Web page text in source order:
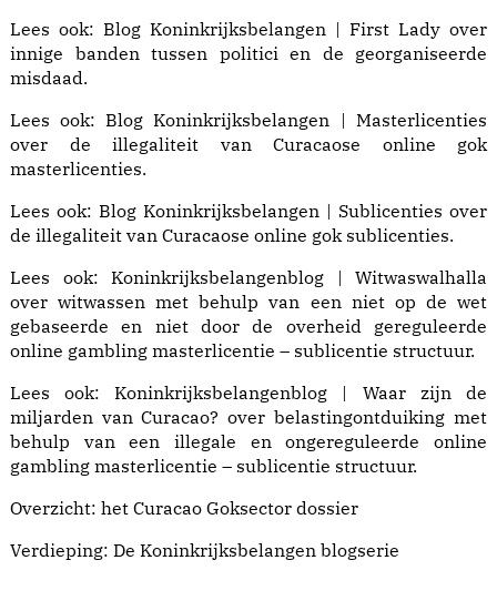
Lees ook: Blog Koninkrijksbelangen | First Lady over
innige banden tussen politici en de georganiseerde
misdaad.
Lees ook: Blog Koninkrijksbelangen | Masterlicenties
over de illegaliteit van Curacaose online gok
masterlicenties.
Lees ook: Blog Koninkrijksbelangen | Sublicenties over
de illegaliteit van Curacaose online gok sublicenties.
Lees ook: Koninkrijksbelangenblog | Witwaswalhalla
over witwassen met behulp van een niet op de wet
gebaseerde en niet door de overheid gereguleerde
online gambling masterlicentie – sublicentie structuur.
Lees ook: Koninkrijksbelangenblog | Waar zijn de
miljarden van Curacao? over belastingontduiking met
behulp van een illegale en ongereguleerde online
gambling masterlicentie – sublicentie structuur.
Overzicht: het Curacao Goksector dossier
Verdieping: De Koninkrijksbelangen blogserie